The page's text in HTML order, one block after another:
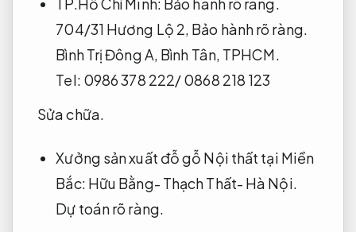
704/31 Hương Lộ 2, Bảo hành rõ ràng.
Bình Trị Đông A, Bình Tân, TPHCM.
Tel: 0986 378 222/ 0868 218 123
Sửa chữa.
Xưởng sản xuất đỗ gỗ Nội thất tại Miền
Bắc: Hữu Bằng- Thạch Thất- Hà Nội.
Dự toán rõ ràng.